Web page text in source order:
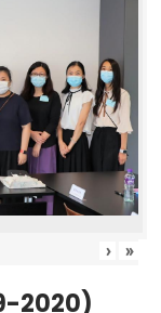
› »
2020)